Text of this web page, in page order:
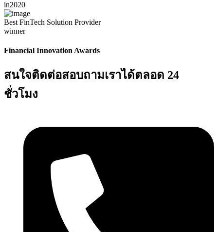
in2020
Best FinTech Solution Provider
winner
Financial Innovation Awards
สนใจติดต่อสอบถามเราได้ตลอด 24
ชั่วโมง